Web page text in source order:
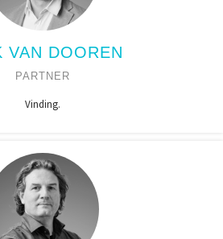
VAN DOOREN
PARTNER
Vinding.